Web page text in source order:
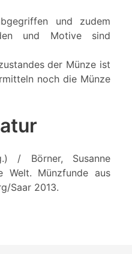
und zudem
und Motive sind
der Münze ist
noch die Münze
/ Börner, Susanne
Welt. Münzfunde aus
Saar 2013.